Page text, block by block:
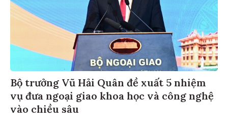
Bộ trưởng Vũ Hải Quân đề xuất 5 nhiệm
vụ đưa ngoại giao khoa học và công nghệ
vào chiều sâu